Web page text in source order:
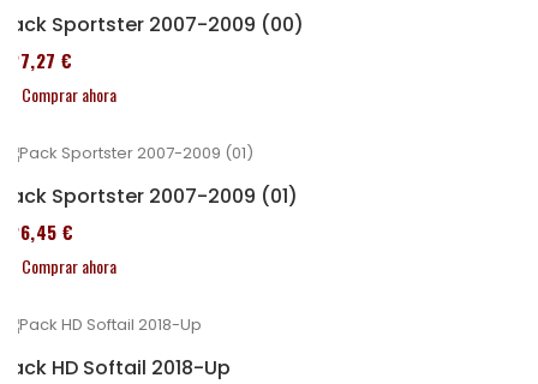
Pack Sportster 2007-2009 (00)
227,27 €
Comprar ahora
Pack Sportster 2007-2009 (01)
326,45 €
Comprar ahora
Pack HD Softail 2018-Up